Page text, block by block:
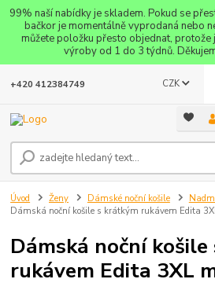
99% naší nabídky je skladem. Pokud se
bačkor je momentálně vyprodaná nebo
můžete položku přesto objednat, protože
výroby od 1 do 3 týdnů.
CZK
+420 412384749
Úvod Ženy Dámské noční košile
Dámská noční košile s krátkým rukávem Edita
Dámská noční
rukávem Edita 3XL